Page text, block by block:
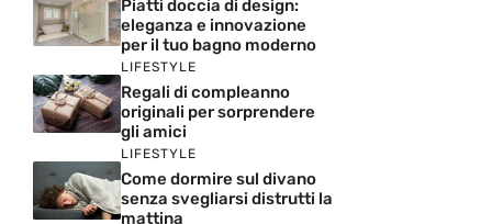
Piatti doccia di design:
eleganza e innovazione
per il tuo bagno moderno
LIFESTYLE
Regali di compleanno
originali per sorprendere
gli amici
LIFESTYLE
Come dormire sul divano
senza svegliarsi distrutti la
mattina